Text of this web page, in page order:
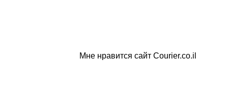
Мне нравится сайт Courier.co.il